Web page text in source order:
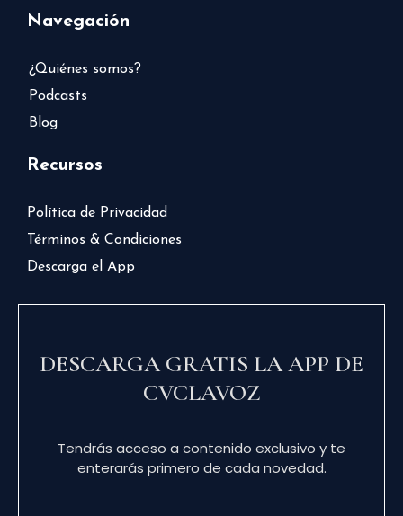
Navegación
¿Quiénes somos?
Podcasts
Blog
Recursos
Política de Privacidad
Términos & Condiciones
Descarga el App
DESCARGA GRATIS LA APP DE
CVCLAVOZ
Tendrás acceso a contenido exclusivo y te
enterarás primero de cada novedad.